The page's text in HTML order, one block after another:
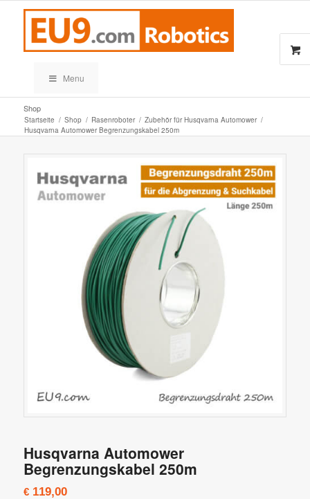
Menu
Shop
Startseite / Shop / Rasenroboter / Zubehör für Husqvarna Automower /
Husqvarna Automower Begrenzungskabel 250m
Husqvarna Automower
Begrenzungskabel 250m
€119,00